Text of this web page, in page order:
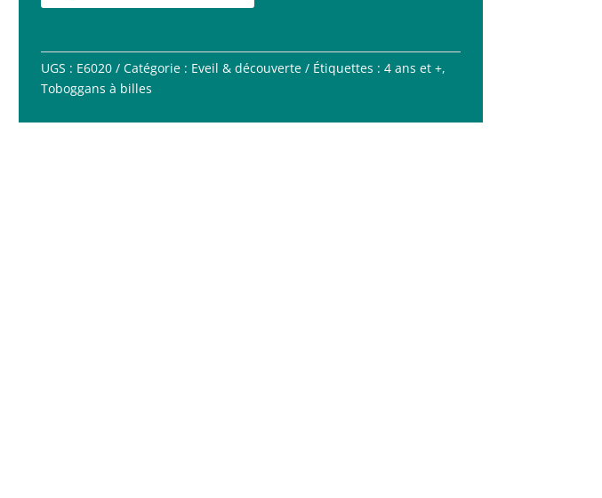
UGS : E6020 Catégorie : Eveil & découverte Étiquettes :4 ans et +,
Toboggans à billes